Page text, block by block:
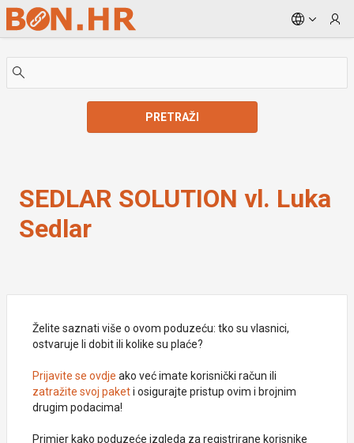
Skip to Main Content
PRETRAŽI
SEDLAR SOLUTION vl. Luka
Sedlar
Želite saznati više o ovom poduzeću: tko su vlasnici,
ostvaruje li dobit ili kolike su plaće?
Prijavite se ovdje ako već imate korisnički račun ili
zatražite svoj paketi osigurajte pristup ovim i brojnim
drugim podacima!
Primjer kako poduzeće izgleda za registrirane korisnike